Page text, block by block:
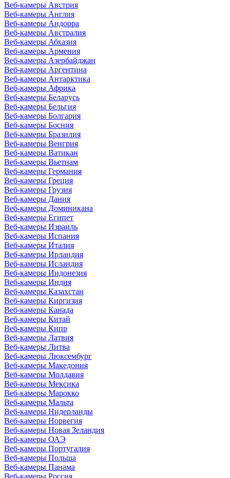
Веб-камеры Австрия
Веб-камеры Англия
Веб-камеры Андорра
Веб-камеры Австралия
Веб-камеры Абхазия
Веб-камеры Армения
Веб-камеры Азербайджан
Веб-камеры Аргентина
Веб-камеры Антарктика
Веб-камеры Африка
Веб-камеры Беларусь
Веб-камеры Бельгия
Веб-камеры Болгария
Веб-камеры Босния
Веб-камеры Бразилия
Веб-камеры Венгрия
Веб-камеры Ватикан
Веб-камеры Вьетнам
Веб-камеры Германия
Веб-камеры Греция
Веб-камеры Грузия
Веб-камеры Дания
Веб-камеры Доминикана
Веб-камеры Египет
Веб-камеры Израиль
Веб-камеры Испания
Веб-камеры Италия
Веб-камеры Ирландия
Веб-камеры Исландия
Веб-камеры Индонезия
Веб-камеры Индия
Веб-камеры Казахстан
Веб-камеры Киргизия
Веб-камеры Канада
Веб-камеры Китай
Веб-камеры Кипр
Веб-камеры Латвия
Веб-камеры Литва
Веб-камеры Люксембург
Веб-камеры Македония
Веб-камеры Молдавия
Веб-камеры Мексика
Веб-камеры Марокко
Веб-камеры Мальта
Веб-камеры Нидерланды
Веб-камеры Норвегия
Веб-камеры Новая Зеландия
Веб-камеры ОАЭ
Веб-камеры Португалия
Веб-камеры Польша
Веб-камеры Панама